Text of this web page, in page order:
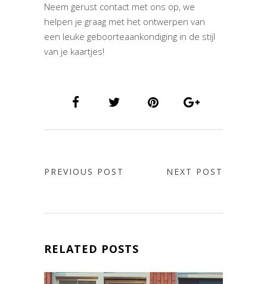
Neem gerust contact met ons op, we
helpen je graag met het ontwerpen van
een leuke geboorteaankondiging in de stijl
van je kaartjes!
PREVIOUS POST NEXT POST
RELATED POSTS